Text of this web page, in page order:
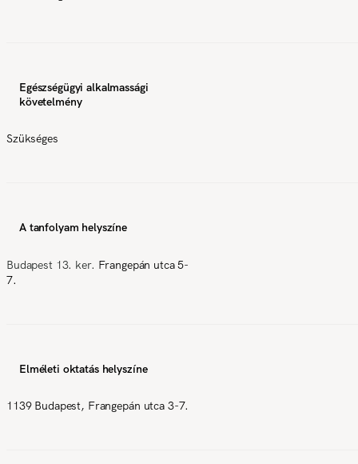
Egészségügyi alkalmassági
követelmény
Szükséges
A tanfolyam helyszíne
Budapest 13. ker. Frangepán utca 5-
7.
Elméleti oktatás helyszíne
1139 Budapest, Frangepán utca 3-7.